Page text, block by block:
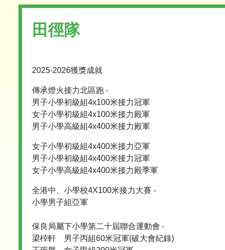
田徑隊
2025-2026獲獎成就
傳承燈火接力北區跑 -
男子小學初級組4x100米接力冠軍
女子小學初級組4x100米接力殿軍
男子小學高級組4x400米接力殿軍
女子小學初級組4x400米接力亞軍
男子小學初級組4x400米接力冠軍
女子小學高級組4x400米接力殿季軍
全港中、小學校4X100米接力大賽 -
小學男子組亞軍
保良局屬下小學第二十屆聯合運動會 -
梁榟軒 男子丙組60米冠軍(破大會紀錄)